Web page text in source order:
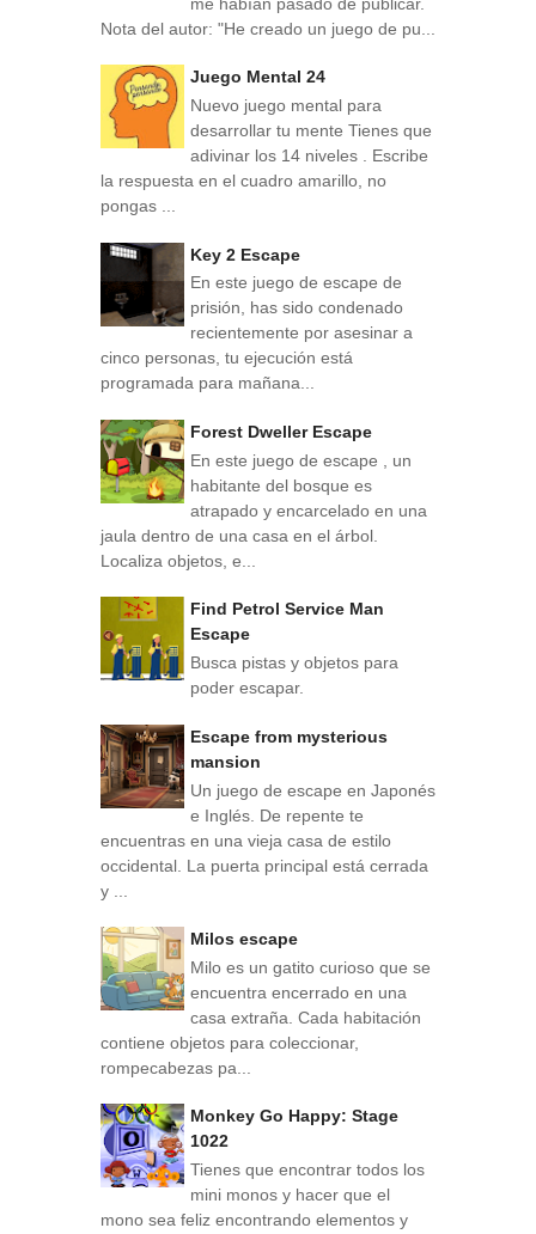
Nota del autor: "He creado un juego de pu...
Juego Mental 24
Nuevo juego mental para
desarrollar tu mente Tienes que
adivinar los 14 niveles . Escribe
la respuesta en el cuadro amarillo, no
pongas ...
Key 2 Escape
En este juego de escape de
prisión, has sido condenado
recientemente por asesinar a
cinco personas, tu ejecución está
programada para mañana...
Forest Dweller Escape
En este juego de escape , un
habitante del bosque es
atrapado y encarcelado en una
jaula dentro de una casa en el árbol.
Localiza objetos, e...
Find Petrol Service Man
Escape
Busca pistas y objetos para
poder escapar.
Escape from mysterious
mansion
Un juego de escape en Japonés
e Inglés. De repente te
encuentras en una vieja casa de estilo
occidental. La puerta principal está cerrada
y ...
Milos escape
Milo es un gatito curioso que se
encuentra encerrado en una
casa extraña. Cada habitación
contiene objetos para coleccionar,
rompecabezas pa...
Monkey Go Happy: Stage
1022
Tienes que encontrar todos los
mini monos y hacer que el
mono sea feliz encontrando elementos y